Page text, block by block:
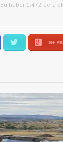
Bu haber 1.472 defa